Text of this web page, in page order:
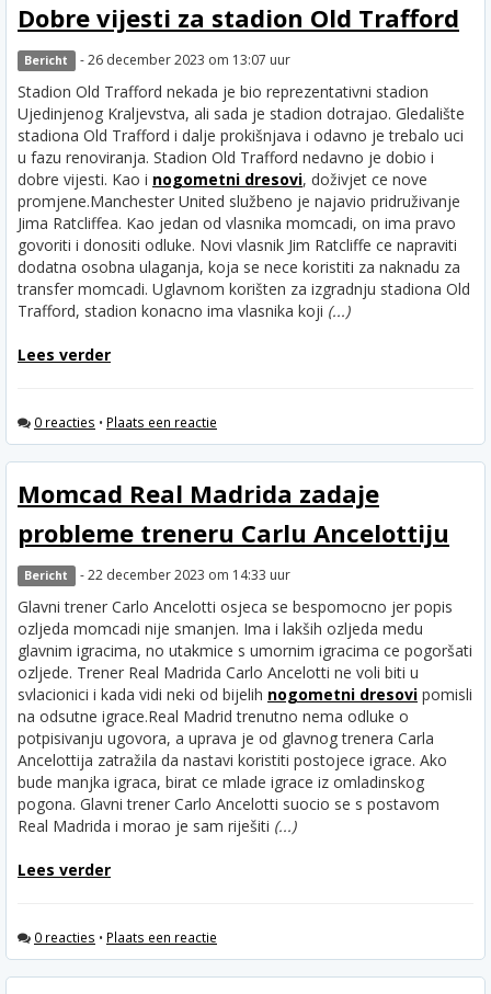
Dobre vijesti za stadion Old Trafford
Bericht - 26 december 2023 om 13:07 uur
Stadion Old Trafford nekada je bio reprezentativni stadion
Ujedinjenog Kraljevstva, ali sada je stadion dotrajao. Gledalište
stadiona Old Trafford i dalje prokišnjava i odavno je trebalo uci
u fazu renoviranja. Stadion Old Trafford nedavno je dobio i
dobre vijesti. Kao i nogometni dresovi, doživjet ce nove
promjene.Manchester United službeno je najavio pridruživanje
Jima Ratcliffea. Kao jedan od vlasnika momcadi, on ima pravo
govoriti i donositi odluke. Novi vlasnik Jim Ratcliffe ce napraviti
dodatna osobna ulaganja, koja se nece koristiti za naknadu za
transfer momcadi. Uglavnom korišten za izgradnju stadiona Old
Trafford, stadion konacno ima vlasnika koji (...)
Lees verder
0 reacties • Plaats een reactie
Momcad Real Madrida zadaje
probleme treneru Carlu Ancelottiju
Bericht - 22 december 2023 om 14:33 uur
Glavni trener Carlo Ancelotti osjeca se bespomocno jer popis
ozljeda momcadi nije smanjen. Ima i lakših ozljeda medu
glavnim igracima, no utakmice s umornim igracima ce pogoršati
ozljede. Trener Real Madrida Carlo Ancelotti ne voli biti u
svlacionici i kada vidi neki od bijelih nogometni dresovi pomisli
na odsutne igrace.Real Madrid trenutno nema odluke o
potpisivanju ugovora, a uprava je od glavnog trenera Carla
Ancelottija zatražila da nastavi koristiti postojece igrace. Ako
bude manjka igraca, birat ce mlade igrace iz omladinskog
pogona. Glavni trener Carlo Ancelotti suocio se s postavom
Real Madrida i morao je sam riješiti (...)
Lees verder
0 reacties • Plaats een reactie